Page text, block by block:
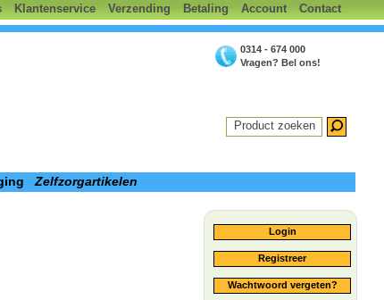
Klantenservice Verzending Betaling Account Contact
0314 - 674 000
Vragen? Bel ons!
Product zoeken
Zelfzorgartikelen
Login
Registreer
Wachtwoord vergeten?